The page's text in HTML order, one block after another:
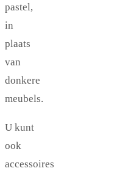
pastel,
in
plaats
van
donkere
meubels.
U kunt
ook
accessoires